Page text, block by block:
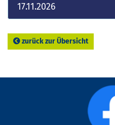
17.11.2026
zurück zur Übersicht